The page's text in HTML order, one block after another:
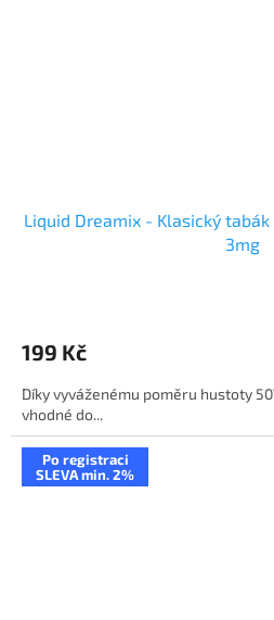
Liquid Dreamix - Klasický tabák
3mg
199 Kč
Díky vyváženému poměru hustoty
vhodné do...
Po registraci
SLEVA min. 2%